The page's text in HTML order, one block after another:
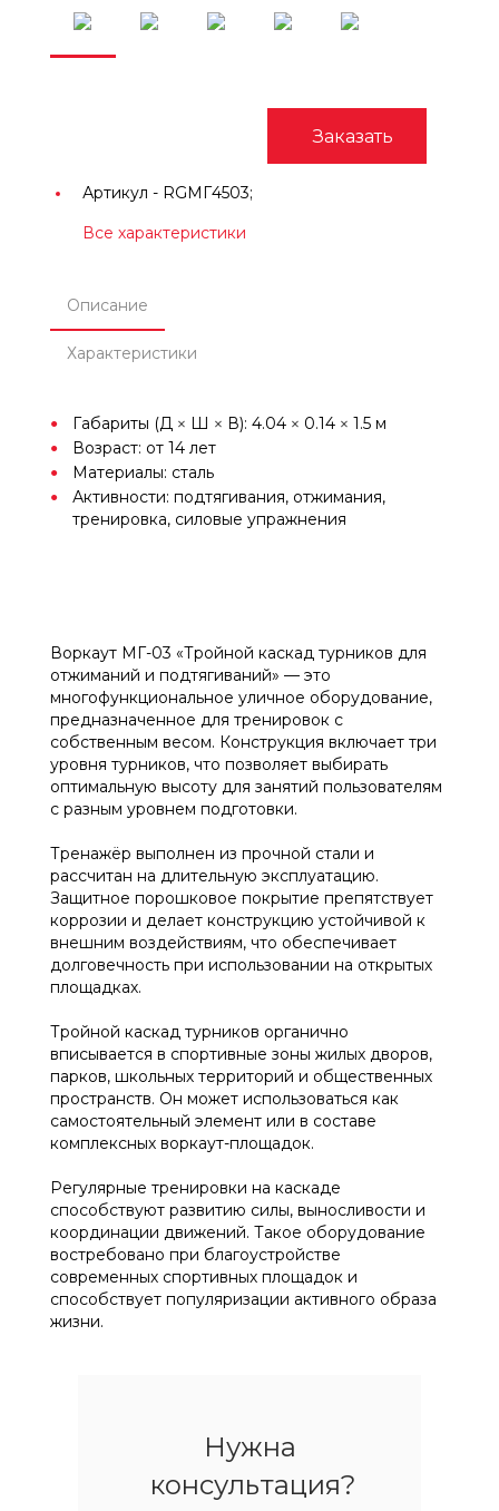
Заказать
Артикул - RGМГ4503;
Все характеристики
Описание
Характеристики
Габариты (Д × Ш × В): 4.04 × 0.14 × 1.5 м
Возраст: от 14 лет
Материалы: сталь
Активности: подтягивания, отжимания,
тренировка, силовые упражнения
Воркаут МГ-03 «Тройной каскад турников для
отжиманий и подтягиваний» — это
многофункциональное уличное оборудование,
предназначенное для тренировок с
собственным весом. Конструкция включает три
уровня турников, что позволяет выбирать
оптимальную высоту для занятий пользователям
с разным уровнем подготовки.
Тренажёр выполнен из прочной стали и
рассчитан на длительную эксплуатацию.
Защитное порошковое покрытие препятствует
коррозии и делает конструкцию устойчивой к
внешним воздействиям, что обеспечивает
долговечность при использовании на открытых
площадках.
Тройной каскад турников органично
вписывается в спортивные зоны жилых дворов,
парков, школьных территорий и общественных
пространств. Он может использоваться как
самостоятельный элемент или в составе
комплексных воркаут-площадок.
Регулярные тренировки на каскаде
способствуют развитию силы, выносливости и
координации движений. Такое оборудование
востребовано при благоустройстве
современных спортивных площадок и
способствует популяризации активного образа
жизни.
Нужна
консультация?